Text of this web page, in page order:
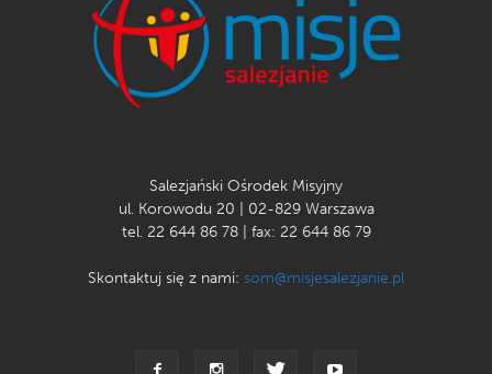
Salezjański Ośrodek Misyjny
ul. Korowodu 20 | 02-829 Warszawa
tel. 22 644 86 78 | fax: 22 644 86 79
Skontaktuj się z nami: som@misjesalezjanie.pl